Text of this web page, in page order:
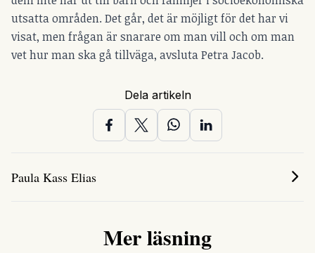
utsatta områden. Det går, det är möjligt för det har vi
visat, men frågan är snarare om man vill och om man
vet hur man ska gå tillväga, avsluta Petra Jacob.
Dela artikeln
Paula Kass Elias
Mer läsning